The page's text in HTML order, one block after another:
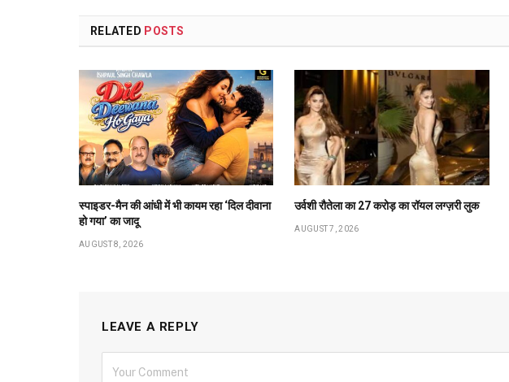
RELATED POSTS
स्पाइडर-मैन की आंधी में भी कायम रहा ‘दिल दीवाना
हो गया’ का जादू
AUGUST 8, 2026
उर्वशी रौतेला का ₹27 करोड़ का रॉयल लग्ज़री लुक
AUGUST 7, 2026
LEAVE A REPLY